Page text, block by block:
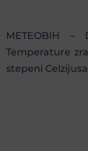
METEOBIH
Temperature
stepeni